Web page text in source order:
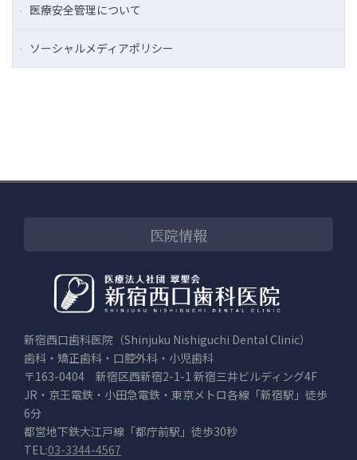
医療安全管理について
ソーシャルメディアポリシー
医院情報
新宿西口歯科医院（Shinjuku Nishiguchi Dental Clinic）
歯科・矯正歯科・口腔外科・小児歯科
〒163-0404 新宿区西新宿2-1-1 新宿三井ビルディング4F
JR・京王電鉄・小田急電鉄・東京メトロ各線「新宿駅」徒歩
6分
都営地下鉄大江戸線「都庁前駅」徒歩30秒
TEL:03-3344-4567